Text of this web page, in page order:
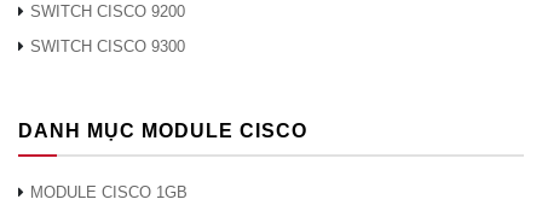
SWITCH CISCO 9200
SWITCH CISCO 9300
DANH MỤC MODULE CISCO
MODULE CISCO 1GB